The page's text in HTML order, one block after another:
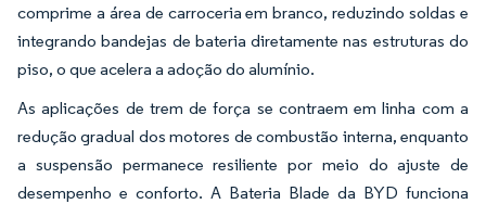
comprime a área de carroceria em branco, reduzindo soldas e
integrando bandejas de bateria diretamente nas estruturas do
piso, o que acelera a adoção do alumínio.
As aplicações de trem de força se contraem em linha com a
redução gradual dos motores de combustão interna, enquanto
a suspensão permanece resiliente por meio do ajuste de
desempenho e conforto. A Bateria Blade da BYD funciona